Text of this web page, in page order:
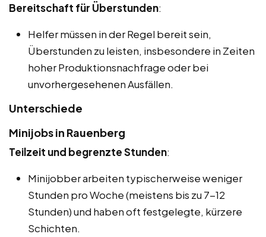
Bereitschaft für Überstunden:
Helfer müssen in der Regel bereit sein,
Überstunden zu leisten, insbesondere in Zeiten
hoher Produktionsnachfrage oder bei
unvorhergesehenen Ausfällen.
Unterschiede
Minijobs in Rauenberg
Teilzeit und begrenzte Stunden:
Minijobber arbeiten typischerweise weniger
Stunden pro Woche (meistens bis zu 7-12
Stunden) und haben oft festgelegte, kürzere
Schichten.